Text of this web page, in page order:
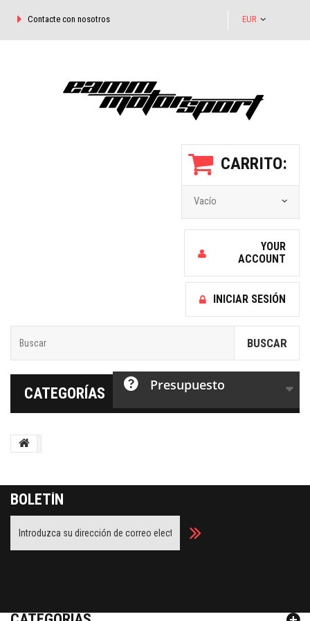
EUR
Contacte con nosotros
CARRITO:
Vacío
YOUR
ACCOUNT
INICIAR SESIÓN
BUSCAR
CATEGORÍAS Presupuesto
BOLETÍN